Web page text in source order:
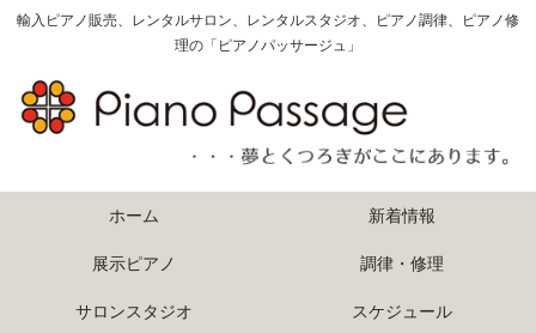
輸入ピアノ販売、レンタルサロン、レンタルスタジオ、ピアノ調律、ピアノ修
理の「ピアノパッサージュ」
ホーム 新着情報
展示ピアノ 調律・修理
サロンスタジオ スケジュール